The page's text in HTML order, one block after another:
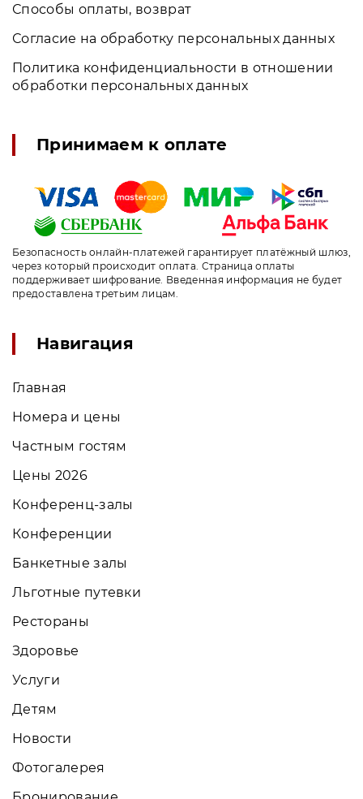
Способы оплаты, возврат
Согласие на обработку персональных данных
Политика конфиденциальности в отношении
обработки персональных данных
Принимаем к оплате
Безопасность онлайн-платежей гарантирует платёжный шлюз,
через который происходит оплата. Страница оплаты
поддерживает шифрование. Введенная информация не будет
предоставлена третьим лицам.
Навигация
Главная
Номера и цены
Частным гостям
Цены 2026
Конференц-залы
Конференции
Банкетные залы
Льготные путевки
Рестораны
Здоровье
Услуги
Детям
Новости
Фотогалерея